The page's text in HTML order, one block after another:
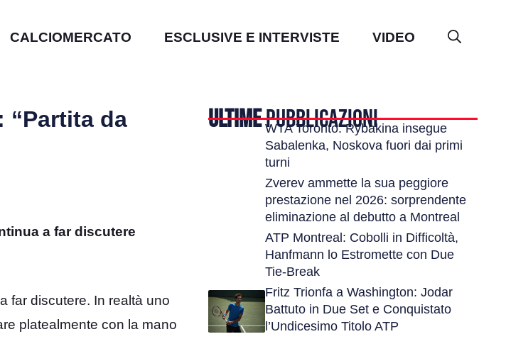
CALCIOMERCATO ESCLUSIVE E INTERVISTE VIDEO
“Partita da
a far discutere
far discutere. In realtà uno
platealmente con la mano
ULTIMEPUBBLICAZIONI
WTA Toronto: Rybakina insegue
Sabalenka, Noskova fuori dai primi
turni
Zverev ammette la sua peggiore
prestazione nel 2026: sorprendente
eliminazione al debutto a Montreal
ATP Montreal: Cobolli in Difficoltà,
Hanfmann lo Estromette con Due
Tie-Break
Fritz Trionfa a Washington: Jodar
Battuto in Due Set e Conquistato
l’Undicesimo Titolo ATP